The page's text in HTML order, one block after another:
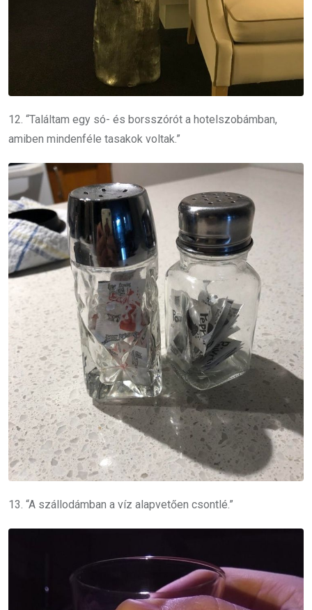
12. “Találtam egy só- és borsszórót a hotelszobámban,
amiben mindenféle tasakok voltak.”
13. “A szállodámban a víz alapvetően csontlé.”